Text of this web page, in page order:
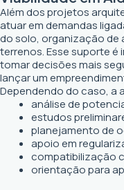
Além dos projetos
atuar em demandas
do solo, organização de
terrenos. Esse suporte
tomar decisões mais
lançar um
Dependendo do caso, a
análise de
estudos
planejamento de
apoio em
compatibilização
orientação para